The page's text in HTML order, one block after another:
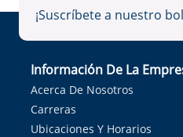
¡Suscríbete a nuestro
Información De La
Acerca De Nosotros
Carreras
Ubicaciones Y Horarios